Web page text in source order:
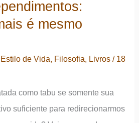
é mesmo
Estilo de Vida, Filosofia, Livros / 18
como tabu se somente sua
suficiente para redirecionarmos